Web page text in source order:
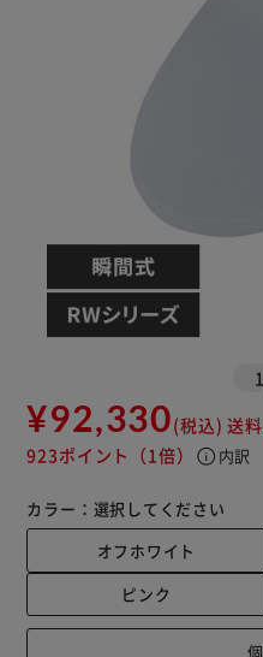
1
¥92,330(税込) 送
923ポイント （1倍） info 内訳
カラー： 選択してください
オフホワイト
ピンク